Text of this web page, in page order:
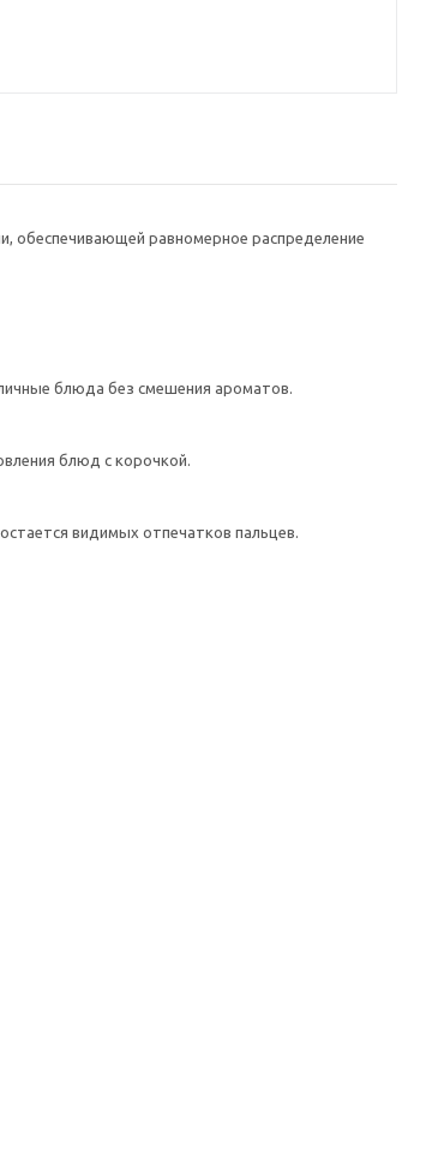
обеспечивающей равномерное распределение
блюда без смешения ароматов.
блюд с корочкой.
видимых отпечатков пальцев.